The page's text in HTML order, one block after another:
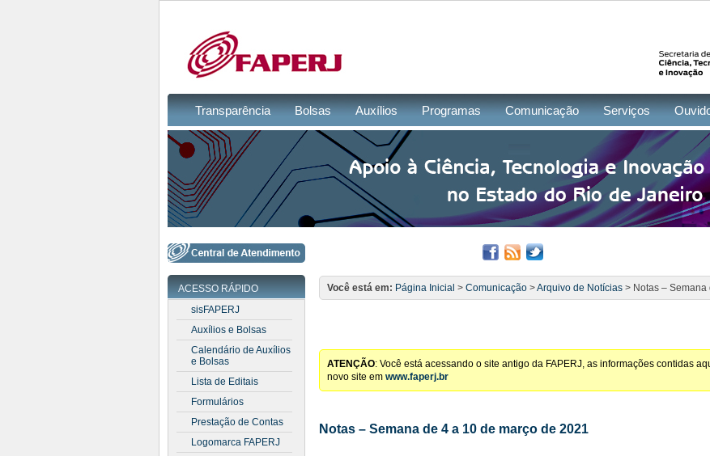
Transparência Bolsas Auxílios Programas Comunicação Serviços
ACESSO RÁPIDO
sisFAPERJ
Auxílios e Bolsas
Calendário de Auxílios
e Bolsas
Lista de Editais
Formulários
Prestação de Contas
Logomarca FAPERJ
Você está em: Página Inicial > Comunicação >Arquivo de Notícias > Notas –
ATENÇÃO: Você está acessando o site antigo da FAPERJ, as informações contidas
novo site em www.faperj.br
Notas – Semana de 4 a 10 de março de 2021